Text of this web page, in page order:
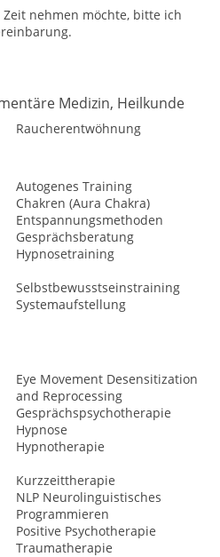
nehmen möchte, bitte ich
Medizin, Heilkunde
Raucherentwöhnung
Autogenes Training
Chakren (Aura Chakra)
Entspannungsmethoden
Gesprächsberatung
Hypnosetraining
Selbstbewusstseinstraining
Systemaufstellung
Eye Movement Desensitization
and Reprocessing
Gesprächspsychotherapie
Hypnose
Hypnotherapie
Kurzzeittherapie
NLP Neurolinguistisches
Programmieren
Positive Psychotherapie
Traumatherapie